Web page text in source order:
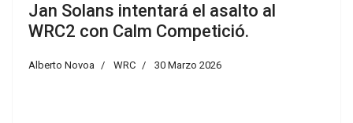
Jan Solans intentará el asalto al
WRC2 con Calm Competició.
Alberto Novoa WRC 30 Marzo 2026